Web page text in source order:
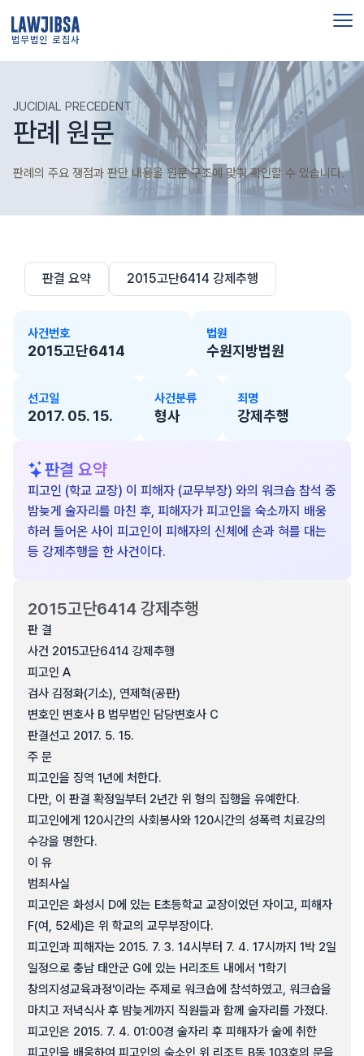
법무법인 로집사
JUCIDIAL PRECEDENT
판례 원문
판례의 주요 쟁점과 판단 내용을 원문 구조에 맞춰 확인할 수 있습니다.
판결 요약 2015고단6414 강제추행
사건번호
2015고단6414
법원
수원지방법원
선고일
2017. 05. 15.
사건분류
형사
죄명
강제추행
판결 요약
피고인 (학교 교장) 이 피해자 (교무부장) 와의 워크숍 참석 중
밤늦게 술자리를 마친 후, 피해자가 피고인을 숙소까지 배웅
하러 들어온 사이 피고인이 피해자의 신체에 손과 혀를 대는
등 강제추행을 한 사건이다.
2015고단6414 강제추행
판 결
사건 2015고단6414 강제추행
피고인 A
검사 김정화(기소), 연제혁(공판)
변호인 변호사 B 법무법인 담당변호사 C
판결선고 2017. 5. 15.
주 문
피고인을 징역 1년에 처한다.
다만, 이 판결 확정일부터 2년간 위 형의 집행을 유예한다.
피고인에게 120시간의 사회봉사와 120시간의 성폭력 치료강의
수강을 명한다.
이 유
범죄사실
피고인은 화성시 D에 있는 E초등학교 교장이었던 자이고, 피해자
F(여, 52세)은 위 학교의 교무부장이다.
피고인과 피해자는 2015. 7. 3. 14시부터 7. 4. 17시까지 1박 2일
일정으로 충남 태안군 G에 있는 H리조트 내에서 '1학기
창의지성교육과정'이라는 주제로 워크숍에 참석하였고, 워크숍을
마치고 저녁식사 후 밤늦게까지 직원들과 함께 술자리를 가졌다.
피고인은 2015. 7. 4. 01:00경 술자리 후 피해자가 술에 취한
피고인을 배웅하여 피고인의 숙소인 위 리조트 B동 103호의 문을